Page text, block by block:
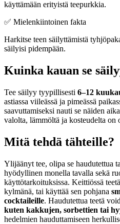
käyttämään erityistä teepurkkia.
✅ Mielenkiintoinen fakta
Harkitse teen säilyttämistä
säilyisi pidempään.
Kuinka kauan se
Tee säilyy tyypillisesti 6–12
astiassa viileässä ja pimeässä
saavuttamiseksi nauti se näiden
valolta, lämmöltä ja kosteudelta on
Mitä tehdä tähteille?
Ylijäänyt tee, olipa se haudutettua
hyödyllinen monella tavalla sekä
käyttötarkoituksissa. Keittiössä
kylmänä, tai käyttää sen pohjana
cocktaileille. Haudutettua teetä
kuten kakkujen, sorbettien tai
hedelmien hauduttamiseen